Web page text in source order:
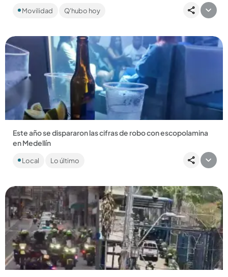
contra otro vehículo en jurisdicción de Itagüí. El parrillero de
Movilidad Q'hubo hoy
Compartir Noticia
Este año se dispararon las cifras de robo con escopolamina
en Medellín
Medellín, en lo que va del año se ha presentado un aumento
Local Lo último
Compartir Noticia